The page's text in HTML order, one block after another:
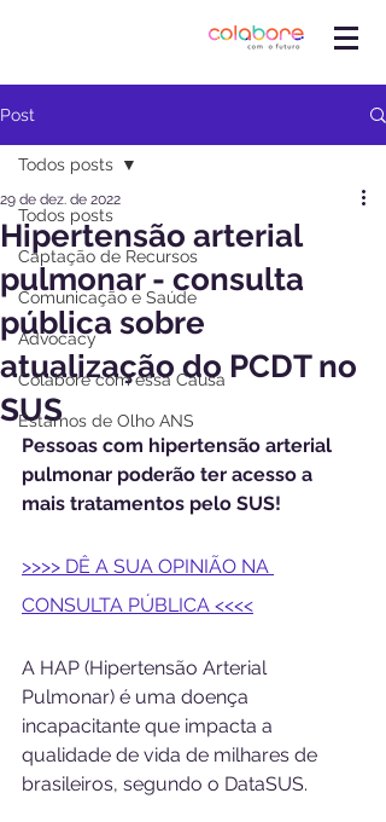
Post
Todos posts
Captação de Recursos
Comunicação e Saúde
Advocacy
Colabore com essa Causa
Estamos de Olho ANS
Todos posts
Hipertensão arterial
pulmonar - consulta
pública sobre
atualização do PCDT no
SUS
29 de dez. de 2022
Pessoas com hipertensão arterial
pulmonar poderão ter acesso a
mais tratamentos pelo SUS!
>>>> DÊ A SUA OPINIÃO NA
CONSULTA PÚBLICA <<<<
A HAP (Hipertensão Arterial
Pulmonar) é uma doença
incapacitante que impacta a
qualidade de vida de milhares de
brasileiros, segundo o DataSUS.